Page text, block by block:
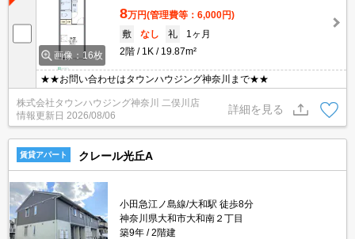
画像：16枚
8万円(管理費等：6,000円)
敷
なし 礼
1ヶ月
2階
1K 19.87m²
★★お問い合わせはタウンハウジング神奈川まで★★
株式会社タウンハウジング神奈川 二俣川店
情報更新日 2026/08/06
詳細を見る
賃貸アパート クレール光丘A
小田急江ノ島線/大和駅 徒歩8分
神奈川県大和市大和南２丁目
築9年
2階建